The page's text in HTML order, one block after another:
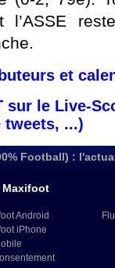
l’ASSE
et
sur le Live-
tweets, ...)
Football) :
Maxifoot
Android
iPhone